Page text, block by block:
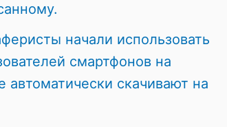
начали использовать
смартфонов на
скачивают на